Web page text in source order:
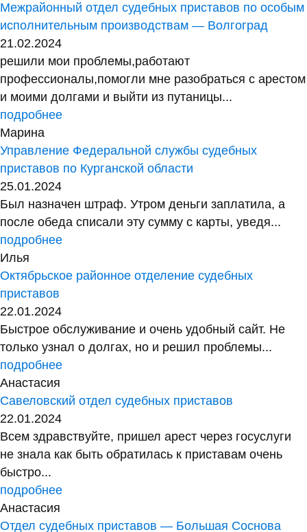
Межрайонный отдел судебных приставов по особым
исполнительным производствам — Волгоград
21.02.2024
решили мои проблемы,работают
профессионалы,помогли мне разобраться с арестом
и моими долгами и выйти из путаницы...
подробнее
Марина
Управление Федеральной службы судебных
приставов по Курганской области
25.01.2024
Был назначен штраф. Утром деньги заплатила, а
после обеда списали эту сумму с карты, уведя...
подробнее
Илья
Октябрьское районное отделение судебных
приставов
22.01.2024
Быстрое обслуживание и очень удобный сайт. Не
только узнал о долгах, но и решил проблемы...
подробнее
Анастасия
Савеловский отдел судебных приставов
22.01.2024
Всем здравствуйте, пришел арест через госуслуги
не знала как быть обратилась к приставам очень
быстро...
подробнее
Анастасия
Отдел судебных приставов — Большая Соснова